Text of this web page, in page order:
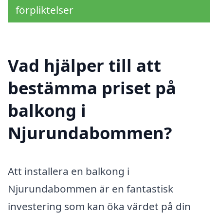
förpliktelser
Vad hjälper till att
bestämma priset på
balkong i
Njurundabommen?
Att installera en balkong i
Njurundabommen är en fantastisk
investering som kan öka värdet på din